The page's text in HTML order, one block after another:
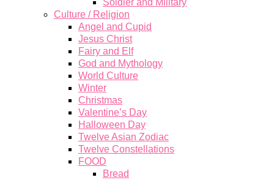
Soldier and Military
Culture / Religion
Angel and Cupid
Jesus Christ
Fairy and Elf
God and Mythology
World Culture
Winter
Christmas
Valentine’s Day
Halloween Day
Twelve Asian Zodiac
Twelve Constellations
FOOD
Bread